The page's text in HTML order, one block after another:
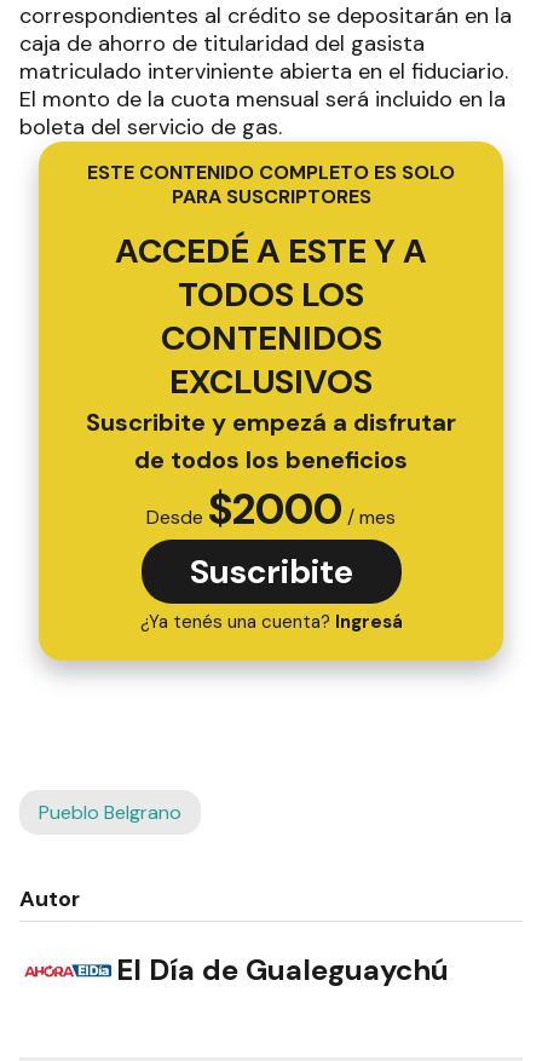
correspondientes al crédito se depositarán en la
caja de ahorro de titularidad del gasista
matriculado interviniente abierta en el fiduciario.
El monto de la cuota mensual será incluido en la
boleta del servicio de gas.
ESTE CONTENIDO COMPLETO ES SOLO
PARA SUSCRIPTORES
ACCEDÉ A ESTE Y A
TODOS LOS
CONTENIDOS
EXCLUSIVOS
Suscribite y empezá a disfrutar
de todos los beneficios
Desde $2000 / mes
Suscribite
¿Ya tenés una cuenta? Ingresá
Pueblo Belgrano
Autor
El Día de Gualeguaychú